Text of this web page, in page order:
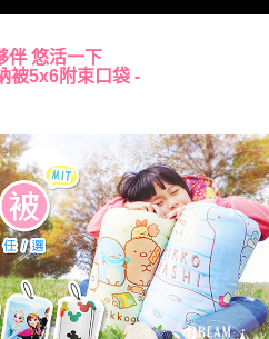
伴 悠活一下
被5x6附束口袋 -